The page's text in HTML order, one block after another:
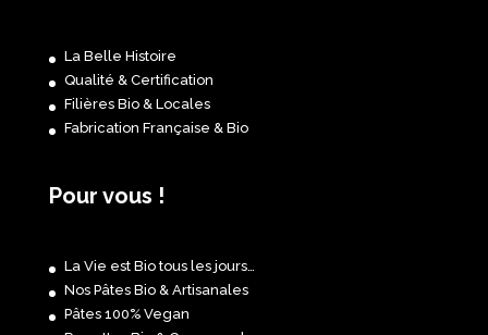
La Belle Histoire
Qualité & Certification
Filières Bio & Locales
Fabrication Française & Bio
Pour vous !
La Vie est Bio tous les jours…
Nos Pâtes Bio & Artisanales
Pâtes 100% Vegan